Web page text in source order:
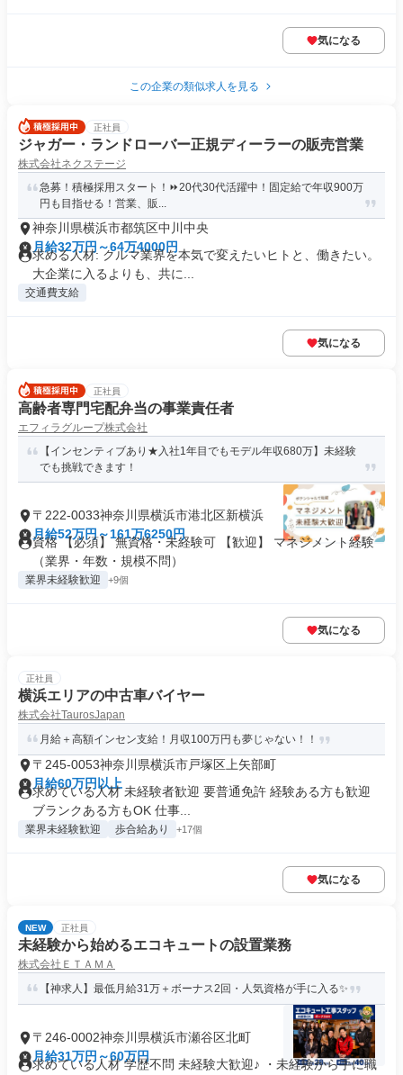
気になる
この企業の類似求人を見る
正社員
ジャガー・ランドローバー正規ディーラーの販売営業
株式会社ネクステージ
急募！積極採用スタート！⏩️20代30代活躍中！固定給で年収900万
円も目指せる！営業、販...
神奈川県横浜市都筑区中川中央
月給32万円～64万4000円
求める人材: クルマ業界を本気で変えたいヒトと、働きたい。
大企業に入るよりも、共に...
交通費支給
気になる
正社員
高齢者専門宅配弁当の事業責任者
エフィラグループ株式会社
【インセンティブあり★入社1年目でもモデル年収680万】未経験
でも挑戦できます！
〒222-0033神奈川県横浜市港北区新横浜
月給52万円～161万6250円
資格 【必須】 無資格・未経験可 【歓迎】 マネジメント経験
（業界・年数・規模不問）
業界未経験歓迎 +9個
気になる
正社員
横浜エリアの中古車バイヤー
株式会社TaurosJapan
月給＋高額インセン支給！月収100万円も夢じゃない！！
〒245-0053神奈川県横浜市戸塚区上矢部町
月給60万円以上
求めている人材 未経験者歓迎 要普通免許 経験ある方も歓迎
ブランクある方もOK 仕事...
業界未経験歓迎 歩合給あり +17個
気になる
NEW 正社員
未経験から始めるエコキュートの設置業務
株式会社ＥＴＡＭＡ
【神求人】最低月給31万＋ボーナス2回・人気資格が手に入る✨
〒246-0002神奈川県横浜市瀬谷区北町
月給31万円～60万円
求めている人材 学歴不問 未経験大歓迎♪ ・未経験から手に職